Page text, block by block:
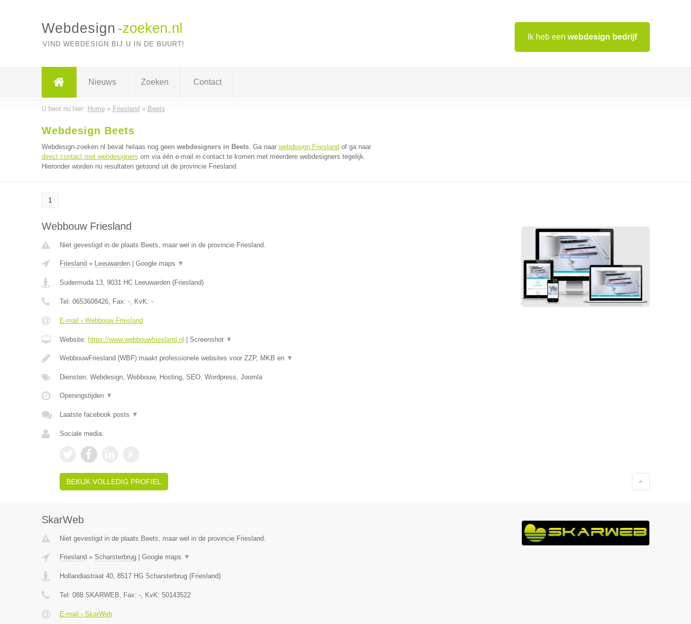
Ik heb een webdesign bedrijf
Webdesign -zoeken.nl
VIND WEBDESIGN BIJ U IN DE BUURT!
Nieuws Zoeken Contact
U bent nu hier: Home» Friesland » Beets
Webdesign Beets
Webdesign-zoeken.nl bevat helaas nog geen webdesigners in Beets. Ga naar webdesign Friesland of ga naar
direct contact met webdesigners om via één e-mail in contact te komen met meerdere webdesigners tegelijk.
Hieronder worden nu resultaten getoond uit de provincie Friesland.
1
Webbouw Friesland
Niet gevestigd in de plaats Beets, maar wel in de provincie Friesland.
Friesland » Leeuwarden| Google maps ▼
Sudermuda 13, 9031 HC Leeuwarden(Friesland)
Tel: 0653608426, Fax: -, KvK: -
E-mail › Webbouw Friesland
Website: https://www.webbouwfriesland.nl Screenshot ▼
WebbouwFriesland (WBF) maakt professionele websites voor ZZP, MKB en ▼
Diensten: Webdesign, Webbouw, Hosting, SEO, Wordpress, Joomla
Openingstijden ▼
Laatste facebook posts ▼
Sociale media:
BEKIJK VOLLEDIG PROFIEL
SkarWeb
Niet gevestigd in de plaats Beets, maar wel in de provincie Friesland.
Friesland » Scharsterbrug| Google maps ▼
Hollandiastraat 40, 8517 HG Scharsterbrug(Friesland)
Tel: 088 SKARWEB, Fax: -, KvK: 50143522
E-mail › SkarWeb